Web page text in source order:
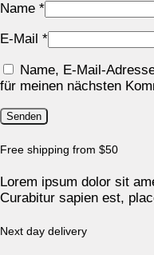
Name *
E-Mail *
Name, E-Mail-
für meinen nächsten
Free shipping from $50
Lorem ipsum dolor sit
Curabitur sapien est,
Next day delivery